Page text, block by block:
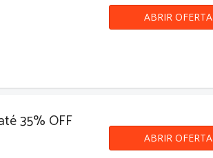
ABRIR OFERTA
35% OFF
ABRIR OFERTA